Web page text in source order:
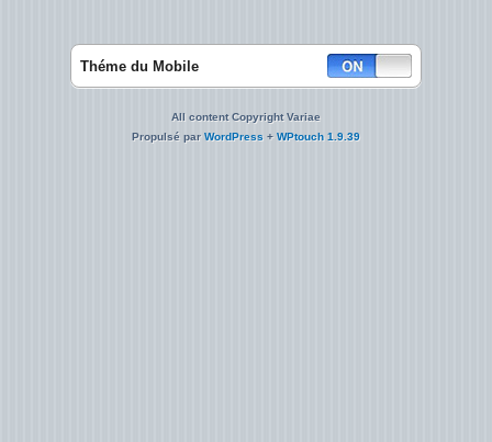
Théme du Mobile
All content Copyright Variae
Propulsé parWordPress + WPtouch 1.9.39